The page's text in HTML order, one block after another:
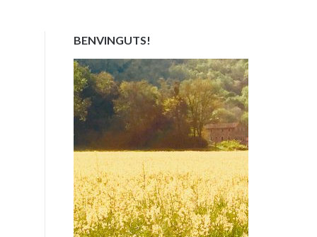
BENVINGUTS!